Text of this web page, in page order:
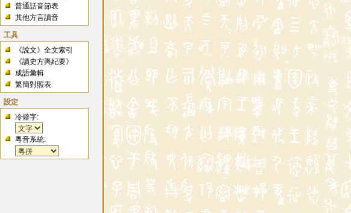
普通話音節表
其他方言讀音
工具
《說文》全文索引
《讀史方輿紀要》
成語彙輯
繁簡對照表
設定
冷僻字:
粵音系統: